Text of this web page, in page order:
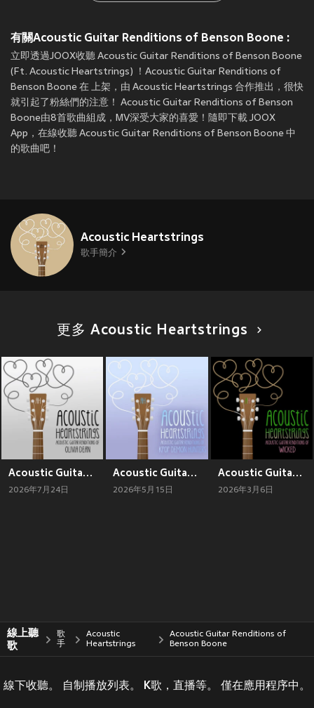
有關Acoustic Guitar Renditions of Benson Boone :
立即透過JOOX收聽 Acoustic Guitar Renditions of Benson Boone
(Ft. Acoustic Heartstrings) ！Acoustic Guitar Renditions of
Benson Boone 在 上架，由 Acoustic Heartstrings 合作推出，很快
就引起了粉絲們的注意！ Acoustic Guitar Renditions of Benson
Boone由8首歌曲組成，MV深受大家的喜愛！隨即下載 JOOX
App，在線收聽 Acoustic Guitar Renditions of Benson Boone 中
的歌曲吧！
Acoustic Heartstrings
歌手簡介
更多 Acoustic Heartstrings
Acoustic Guitar Renditions of Olivia Dean
2026年7月24日
Acoustic Guitar Renditions of KPop Demon Hunters
2026年5月15日
Acoustic Guitar Renditions of Wicked
2026年3月6日
線上聽
歌
歌
手
Acoustic
Heartstrings
Acoustic Guitar Renditions of
Benson Boone
線下收聽。 自制播放列表。 K歌，直播等。 僅在應用程序中。